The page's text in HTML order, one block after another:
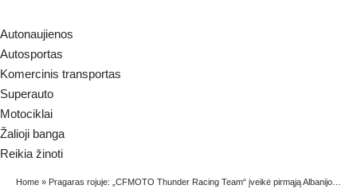
Autonaujienos
Autosportas
Komercinis transportas
Superauto
Motociklai
Žalioji banga
Reikia žinoti
Home » Pragaras rojuje: „CFMOTO Thunder Racing Team“ įveikė pirmąją Albanijos ralio dieną